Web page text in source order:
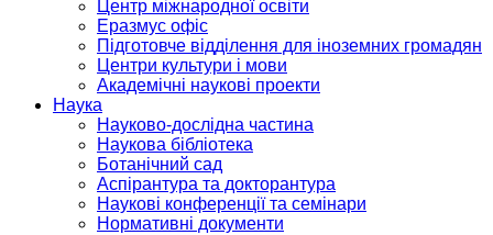
Центр міжнародної освіти
Еразмус офіс
Підготовче відділення для іноземних громадян
Центри культури і мови
Академічні наукові проекти
Наука
Науково-дослідна частина
Наукова бібліотека
Ботанічний сад
Аспірантура та докторантура
Наукові конференції та семінари
Нормативні документи